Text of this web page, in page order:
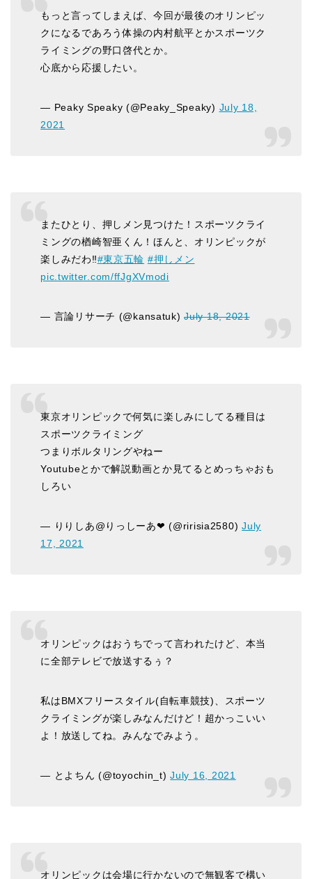
もっと言ってしまえば、今回が最後のオリンピッ
クになるであろう体操の内村航平とかスポーツク
ライミングの野口啓代とか。
心底から応援したい。
— Peaky Speaky (@Peaky_Speaky) July 18,
2021
またひとり、押しメン見つけた！スポーツクライ
ミングの楢崎智亜くん！ほんと、オリンピックが
楽しみだわ‼️#東京五輪 #押しメン
pic.twitter.com/ffJgXVmodi
— 言論リサーチ (@kansatuk)July 18, 2021
東京オリンピックで何気に楽しみにしてる種目は
スポーツクライミング
つまりボルタリングやねー
Youtubeとかで解説動画とか見てるとめっちゃおも
しろい
— りりしあ@りっしーあ❤ (@ririsia2580)July
17, 2021
オリンピックはおうちでって言われたけど、本当
に全部テレビで放送するぅ？
私はBMXフリースタイル(自転車競技)、スポーツ
クライミングが楽しみなんだけど！超かっこいい
よ！放送してね。みんなでみよう。
— とよちん (@toyochin_t)July 16, 2021
オリンピックは会場に行かないので無観客で構い